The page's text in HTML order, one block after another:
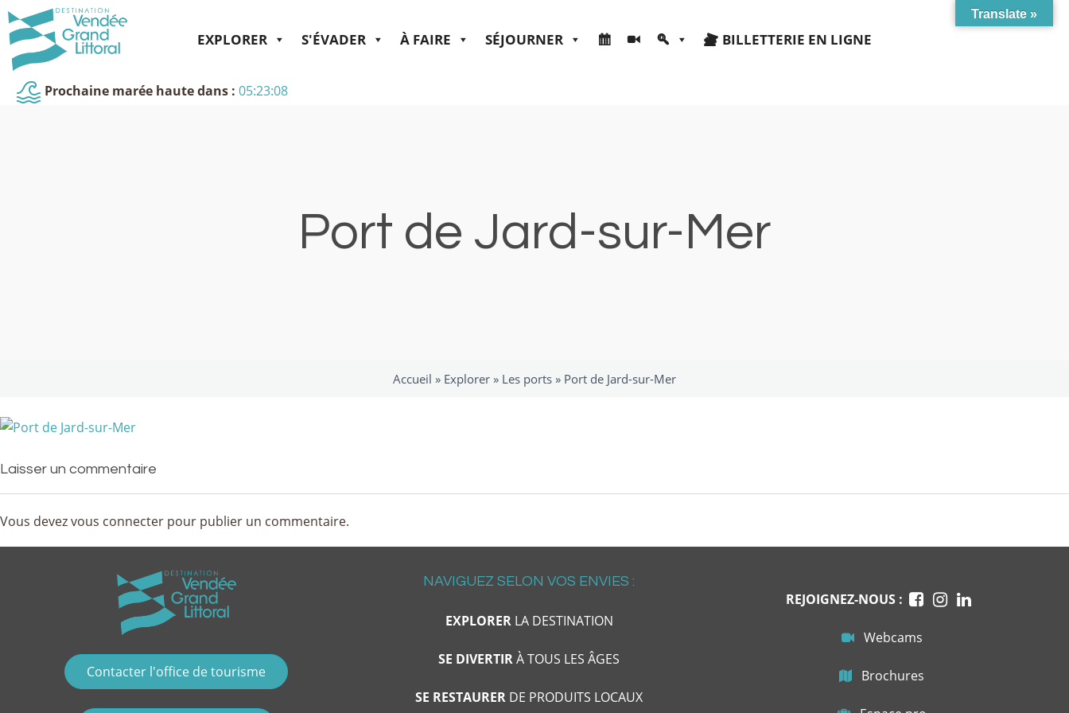
EXPLORER S'ÉVADER À FAIRE SÉJOURNER BILLETTERIE EN LIGNE
Prochaine marée haute dans : 05:23:08
Port de Jard-sur-Mer
Accueil » Explorer » Les ports » Port de Jard-sur-Mer
Laisser un commentaire
Vous devezvous connecter pour publier un commentaire.
Contacter l'office de tourisme
NAVIGUEZ SELON VOS ENVIES :
EXPLORERLA DESTINATION
SE DIVERTIRÀ TOUS LES ÂGES
SE RESTAURER DE PRODUITS LOCAUX
REJOIGNEZ-NOUS :
Webcams
Brochures
Translate »